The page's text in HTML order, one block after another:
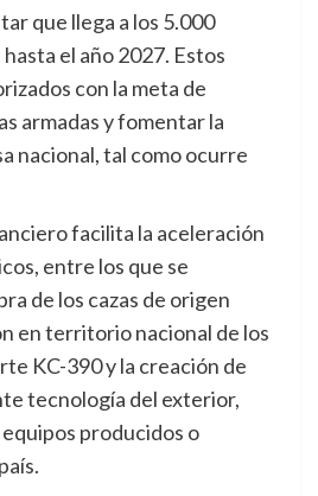
que llega a los 5.000
el año 2027. Estos
con la meta de
armadas y fomentar la
nacional, tal como ocurre
facilita la aceleración
entre los que se
de los cazas de origen
en territorio nacional de los
KC-390 y la creación de
tecnología del exterior,
producidos o
.